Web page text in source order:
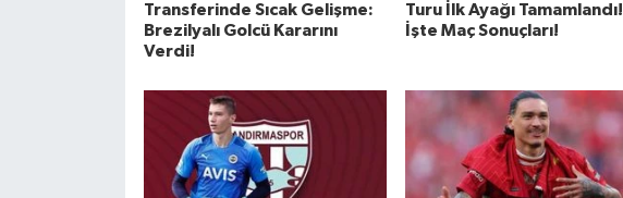
Transferinde Sıcak Gelişme:
Brezilyalı Golcü Kararını
Verdi!
Turu İlk Ayağı Tamamlandı!
İşte Maç Sonuçları!